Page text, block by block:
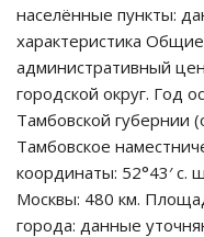
населённые пункты:
характеристика
административный
городской округ. Год
Тамбовской губернии
Тамбовское
координаты: 52°43′ с.
Москвы: 480 км.
города: данные